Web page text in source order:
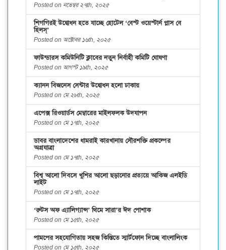
Posted on নভেম্বর ২৭th, ২০২৫
শিগগিরই উদ্বোধন হতে যাচ্ছে হোটেল ‘বেস্ট ওয়েস্টার্ন প্লাস বে
হিলস্’
Posted on অক্টোবর ১৬th, ২০২৫
ফাউন্ডারস কমিউনিটি ক্লাবের নতুন নির্বাহী কমিটি ঘোষণা
Posted on আগস্ট ১৯th, ২০২৫
ক্যানন বিজনেস সেন্টার উদ্বোধন হলো ঢাকায়
Posted on মে ২৮th, ২০২৫
এপেক্স রিওয়ার্ডস মেম্বারের মাইলফলক উদযাপন
Posted on মে ১৭th, ২০২৫
ডাবর বাংলাদেশের ধামরাই কারখানায় সৌরশক্তি প্রকল্পের
অগ্রযাত্রা
Posted on মে ১৭th, ২০২৫
বিশ্ব আলো দিবসে খুশির আলো ছড়ানোর প্রত্যয়ে আকিজ এলইডি
লাইট
Posted on মে ১৭th, ২০২৫
‘রুটস অফ এ্যালিগ্যান্স’ থিমে সারা’র ঈদ পোশাক
Posted on মে ১৫th, ২০২৫
পামপের সহযোগিতায় সহজ কিস্তিতে স্মার্টফোন দিচ্ছে বাংলালিংক
Posted on মে ১৫th, ২০২৫